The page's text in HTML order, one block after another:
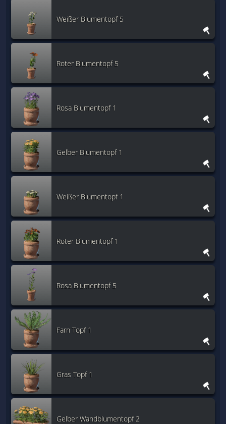
Weißer Blumentopf 5
Roter Blumentopf 5
Rosa Blumentopf 1
Gelber Blumentopf 1
Weißer Blumentopf 1
Roter Blumentopf 1
Rosa Blumentopf 5
Farn Topf 1
Gras Topf 1
Gelber Wandblumentopf 2